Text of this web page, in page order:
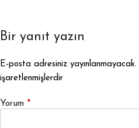
Bir yanıt yazın
E-posta adresiniz yayınlanmayacak.
işaretlenmişlerdir
Yorum *